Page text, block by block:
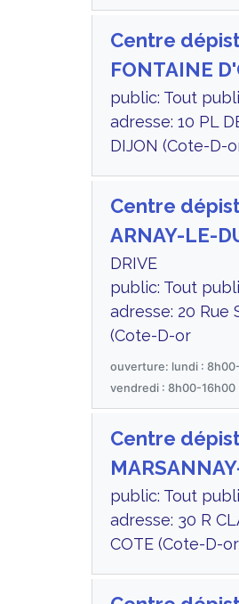
Centre
FONTAINE
public: Tout
adresse: 10 PL
DIJON (Cote-D-
Centre
ARNAY-LE-
DRIVE
public: Tout
adresse: 20 Rue
(Cote-D-or
ouverture: lundi :
vendredi : 8h00-16h00
Centre
public: Tout
adresse: 30 R
COTE (Cote-D-or